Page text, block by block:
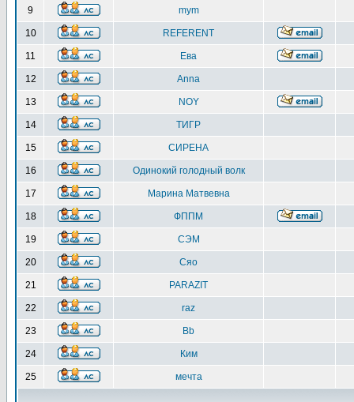
9 mym
10 REFERENT
11 Ева
12 Anna
13 NOY
14 ТИГР
15 СИРЕНА
16 Одинокий голодный волк
17 Марина Матвевна
18 ФППМ
19 СЭМ
20 Сяо
21 PARAZIT
22 raz
23 Bb
24 Ким
25 мечта